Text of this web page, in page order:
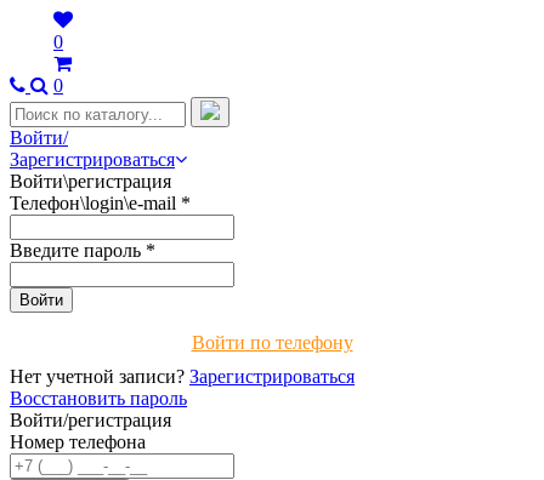
0
0
Войти/
Зарегистрироваться
Войти\регистрация
Телефон\login\e-mail *
Введите пароль *
Войти по телефону
Нет учетной записи? Зарегистрироваться
Восстановить пароль
Войти/регистрация
Номер телефона